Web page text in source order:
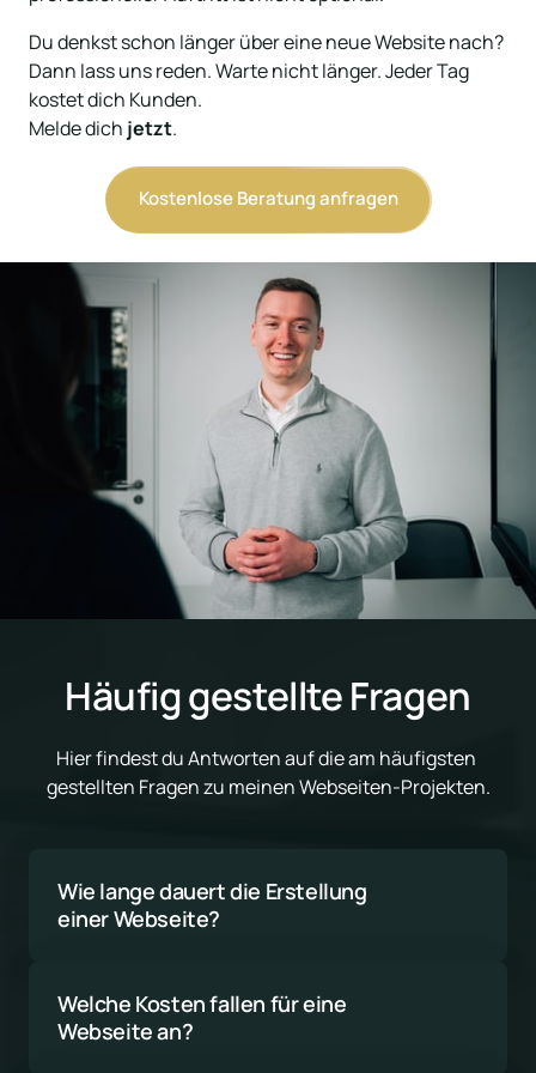
Du denkst schon länger über eine neue Website nach?
Dann lass uns reden. Warte nicht länger. Jeder Tag
kostet dich Kunden.
Melde dich jetzt.
Kostenlose Beratung anfragen
Häufig gestellte Fragen
Hier findest du Antworten auf die am häufigsten
gestellten Fragen zu meinen Webseiten-Projekten.
Wie lange dauert die Erstellung
einer Webseite?
Webseite kann in 4-6 Wochen fertig sein,
während größere Projekte länger dauern
Welche Kosten fallen für eine
Webseite an?